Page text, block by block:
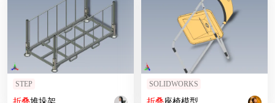
STEP SOLIDWORKS